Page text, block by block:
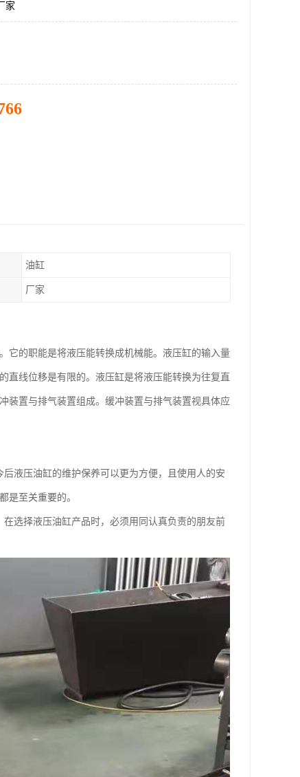
家
油缸
厂家
它的职能是将液压能转换成机械能。液压缸的输入量
直线位移是有限的。液压缸是将液压能转换为往复直
装置与排气装置组成。缓冲装置与排气装置视具体应
液压油缸的维护保养可以更为方便，且使用人的安
是至关重要的。
选择液压油缸产品时，必须用同认真负责的朋友前